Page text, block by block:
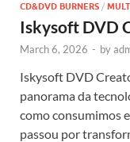
CD&DVD BURNERS /
Iskysoft DVD
March 6, 2026 - by
Iskysoft DVD
panorama da
como consumimos
passou por